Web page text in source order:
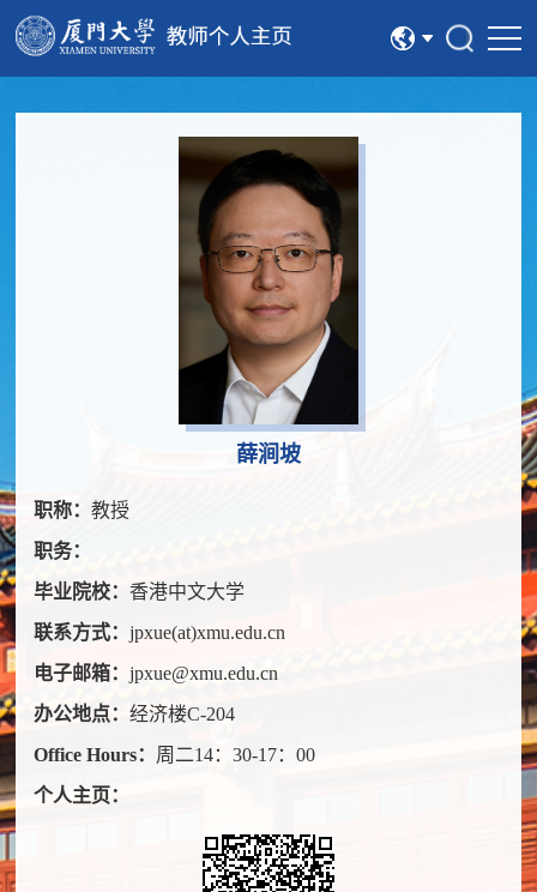
薛涧坡
职称：教授
职务：
毕业院校： 香港中文大学
联系方式：jpxue(at)xmu.edu.cn
电子邮箱：jpxue@xmu.edu.cn
办公地点：经济楼C-204
Office Hours： 周二14：30-17：00
个人主页：